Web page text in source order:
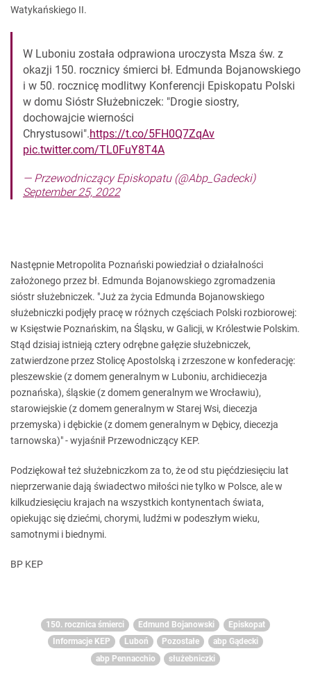
Watykańskiego II.
W Luboniu została odprawiona uroczysta Msza św. z
okazji 150. rocznicy śmierci bł. Edmunda Bojanowskiego
i w 50. rocznicę modlitwy Konferencji Episkopatu Polski
w domu Sióstr Służebniczek: "Drogie siostry,
dochowajcie wierności
Chrystusowi".https://t.co/5FH0Q7ZqAv
pic.twitter.com/TL0FuY8T4A
— Przewodniczący Episkopatu (@Abp_Gadecki)
September 25, 2022
Następnie Metropolita Poznański powiedział o działalności
założonego przez bł. Edmunda Bojanowskiego zgromadzenia
sióstr służebniczek. "Już za życia Edmunda Bojanowskiego
służebniczki podjęły pracę w różnych częściach Polski rozbiorowej:
w Księstwie Poznańskim, na Śląsku, w Galicji, w Królestwie Polskim.
Stąd dzisiaj istnieją cztery odrębne gałęzie służebniczek,
zatwierdzone przez Stolicę Apostolską i zrzeszone w konfederację:
pleszewskie (z domem generalnym w Luboniu, archidiecezja
poznańska), śląskie (z domem generalnym we Wrocławiu),
starowiejskie (z domem generalnym w Starej Wsi, diecezja
przemyska) i dębickie (z domem generalnym w Dębicy, diecezja
tarnowska)" - wyjaśnił Przewodniczący KEP.
Podziękował też służebniczkom za to, że od stu pięćdziesięciu lat
nieprzerwanie dają świadectwo miłości nie tylko w Polsce, ale w
kilkudziesięciu krajach na wszystkich kontynentach świata,
opiekując się dziećmi, chorymi, ludźmi w podeszłym wieku,
samotnymi i biednymi.
BP KEP
150. rocznica śmierci Edmund Bojanowski
Episkopat
Informacje KEP
Luboń Pozostałe
abp Gądecki
abp Pennacchio
służebniczki